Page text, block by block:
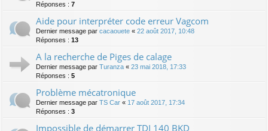
Réponses : 7
Aide pour interpréter code erreur Vagcom
Dernier message par cacaouete « 22 août 2017, 10:48
Réponses : 13
A la recherche de Piges de calage
Dernier message par Turanza « 23 mai 2018, 17:33
Réponses : 5
Problème mécatronique
Dernier message par TS Car « 17 août 2017, 17:34
Réponses : 3
Impossible de démarrer TDI 140 BKD